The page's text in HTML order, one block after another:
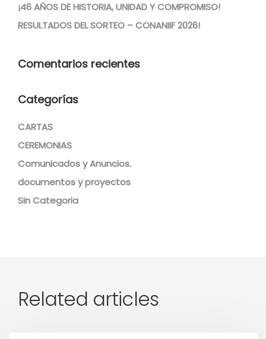
¡46 AÑOS DE HISTORIA, UNIDAD Y COMPROMISO!
RESULTADOS DEL SORTEO – CONANIIF 2026!
Comentarios recientes
Categorías
CARTAS
CEREMONIAS
Comunicados y Anuncios.
documentos y proyectos
Sin Categoria
Related articles